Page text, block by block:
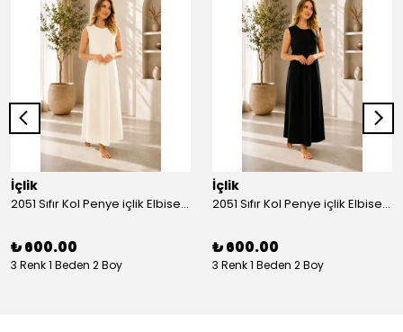
İçlik
2051 Sıfır Kol Penye içlik Elbise - Ekru
₺ 600.00
3 Renk 1 Beden 2 Boy
İçlik
2051 Sıfır Kol Penye içlik Elbise - Siyah
₺ 600.00
3 Renk 1 Beden 2 Boy